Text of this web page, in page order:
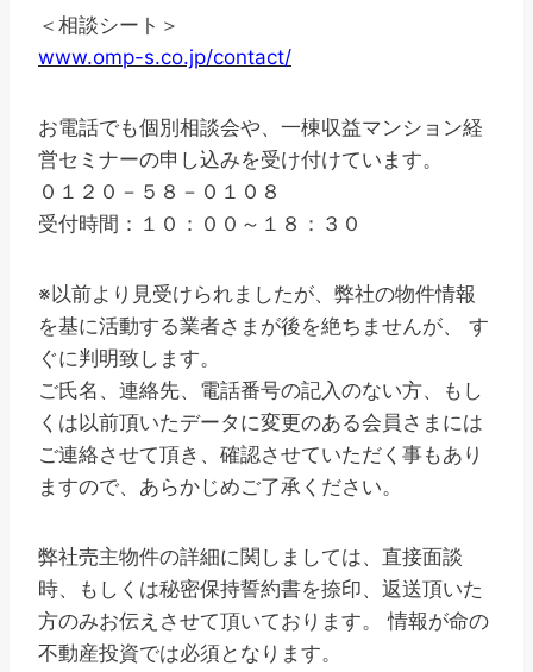
＜相談シート＞
www.omp-s.co.jp/contact/
お電話でも個別相談会や、一棟収益マンション経
営セミナーの申し込みを受け付けています。
０１２０－５８－０１０８
受付時間：１０：００～１８：３０
※以前より見受けられましたが、弊社の物件情報
を基に活動する業者さまが後を絶ちませんが、 す
ぐに判明致します。
ご氏名、連絡先、電話番号の記入のない方、もし
くは以前頂いたデータに変更のある会員さまには
ご連絡させて頂き、確認させていただく事もあり
ますので、あらかじめご了承ください。
弊社売主物件の詳細に関しましては、直接面談
時、もしくは秘密保持誓約書を捺印、返送頂いた
方のみお伝えさせて頂いております。 情報が命の
不動産投資では必須となります。